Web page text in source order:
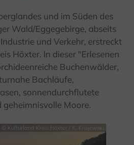
und im Süden des
Wald/Eggegebirge, abseits
und Verkehr, erstreckt
Höxter. In dieser "Erlesenen
Buchenwälder,
Bachläufe,
sonnendurchflutete
Moore.
© Kulturland Kreis Höxter / K. Krajewski